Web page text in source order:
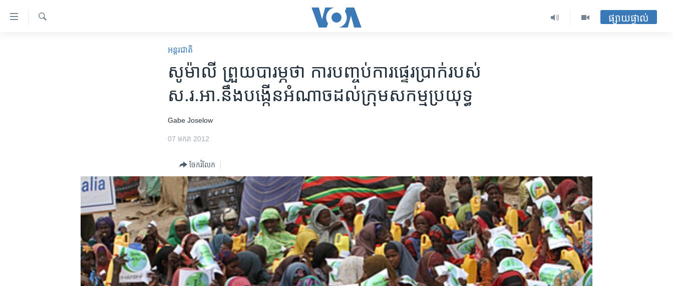
ទៅ​
ផ្សាយផ្ទាល់
អន្តរជាតិ
សូម៉ាលី​ ព្រួយ​បារម្ភ​ថា​ ការ​បញ្ចប់​ការ​​ផ្ទេរ​ប្រាក់​របស់​
ស.រ.អា.​នឹង​បង្កើន​​អំណាច​​ដល់​ក្រុម​សកម្ម​ប្រយុទ្ធ​
Gabe Joselow
07 មករា 2012
ចែករំលែក